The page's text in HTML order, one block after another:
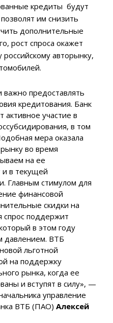
кредиты будут
им снизить
дополнительные
рост спроса окажет
авторынку,
важно предоставлять
кредитования. Банк
участие в
в том
мера оказала
во время
на ее
в текущей
Главным стимулом для
финансовой
скидки на
спрос поддержит
в этом году
давлением. ВТБ
льготной
на поддержку
рынка, когда ее
и вступят в силу», —
управление
ВТБ (ПАО)Алексей